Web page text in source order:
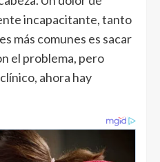
incapacitante, tanto
más comunes es sacar
el problema, pero
ahora hay